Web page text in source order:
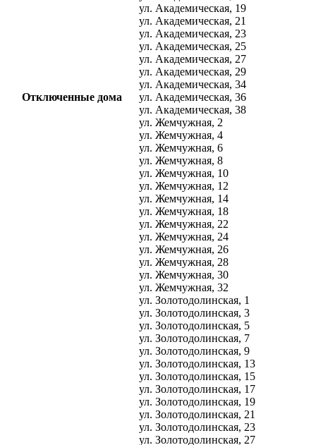
Отключенные дома
ул. Академическая, 19
ул. Академическая, 21
ул. Академическая, 23
ул. Академическая, 25
ул. Академическая, 27
ул. Академическая, 29
ул. Академическая, 34
ул. Академическая, 36
ул. Академическая, 38
ул. Жемчужная, 2
ул. Жемчужная, 4
ул. Жемчужная, 6
ул. Жемчужная, 8
ул. Жемчужная, 10
ул. Жемчужная, 12
ул. Жемчужная, 14
ул. Жемчужная, 18
ул. Жемчужная, 22
ул. Жемчужная, 24
ул. Жемчужная, 26
ул. Жемчужная, 28
ул. Жемчужная, 30
ул. Жемчужная, 32
ул. Золотодолинская, 1
ул. Золотодолинская, 3
ул. Золотодолинская, 5
ул. Золотодолинская, 7
ул. Золотодолинская, 9
ул. Золотодолинская, 13
ул. Золотодолинская, 15
ул. Золотодолинская, 17
ул. Золотодолинская, 19
ул. Золотодолинская, 21
ул. Золотодолинская, 23
ул. Золотодолинская, 27